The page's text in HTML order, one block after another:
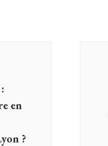
en
?